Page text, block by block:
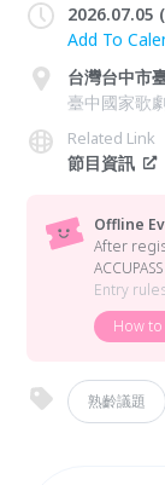
2026.07.05
Add To
台灣台中市
臺中國家歌
Related Link
節目資訊
Offline
After
Entry
How
熟齡議題